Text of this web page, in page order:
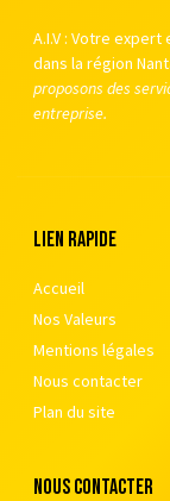
A.I.V : Votre
dans la région
proposons des
entreprise.
Lien rapide
Accueil
Nos Valeurs
Mentions légales
Nous contacter
Plan du site
nous contacter